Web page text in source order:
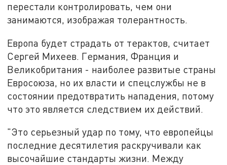
перестали контролировать, чем они
занимаются, изображая толерантность.
Европа будет страдать от терактов, считает
Сергей Михеев. Германия, Франция и
Великобритания - наиболее развитые страны
Евросоюза, но их власти и спецслужбы не в
состоянии предотвратить нападения, потому
что это является следствием их действий.
"Это серьезный удар по тому, что европейцы
последние десятилетия раскручивали как
высочайшие стандарты жизни. Между